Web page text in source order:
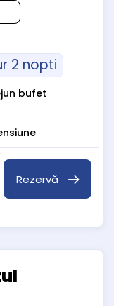
2 nopti
bufet
Rezervă